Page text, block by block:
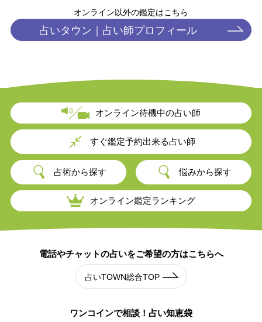
オンライン以外の鑑定はこちら
占いタウン｜ 占い師プロフィール
オンライン待機中の占い師
すぐ鑑定予約出来る占い師
占術から探す 悩みから探す
オンライン鑑定ランキング
電話やチャットの占いをご希望の方はこちらへ
占いTOWN総合TOP
ワンコインで相談！ 占い知恵袋